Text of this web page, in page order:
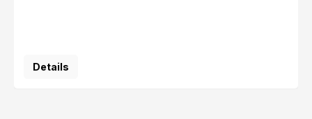
Details